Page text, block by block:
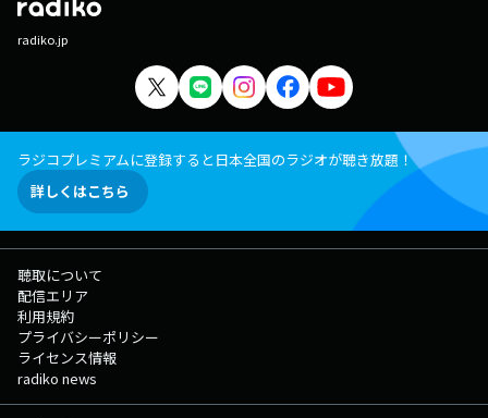
radiko.jp
ラジコプレミアムに登録すると日本全国のラジオが聴き放題！
詳しくはこちら
聴取について
配信エリア
利用規約
プライバシーポリシー
ライセンス情報
radiko news